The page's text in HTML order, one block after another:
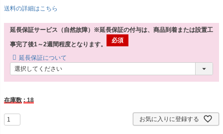
送料の詳細はこちら
延長保証サービス（自然故障）※延長保証の付与は、商品到着または設置工
事完了後1～2週間程度となります。
延長保証について
在庫数 18
お気に入りに登録する